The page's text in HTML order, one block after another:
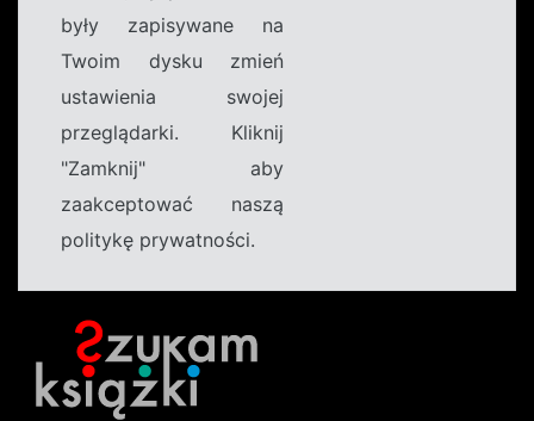
były zapisywane na
Twoim dysku zmień
ustawienia swojej
przeglądarki. Kliknij
"Zamknij" aby
zaakceptować naszą
politykę prywatności.